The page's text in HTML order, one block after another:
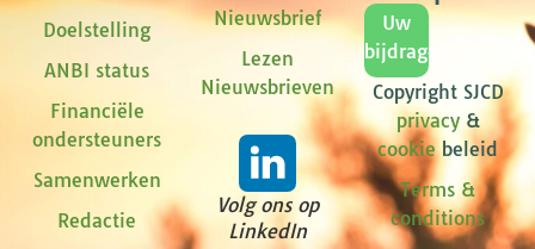
Doelstelling
ANBI status
Financiële
ondersteuners
Samenwerken
Redactie
Nieuwsbrief
Lezen
Nieuwsbrieven
Volg ons op
LinkedIn
Uw
bijdrage
Copyright SJCD
privacy&
cookie beleid
Terms &
conditions